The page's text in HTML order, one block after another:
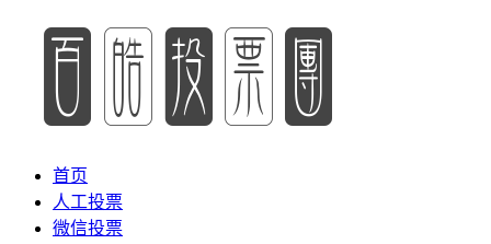
首页
人工投票
微信投票